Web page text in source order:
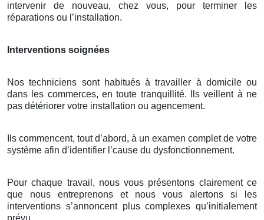
intervenir de nouveau, chez vous, pour terminer les
réparations ou l’installation.
Interventions soignées
Nos techniciens sont habitués à travailler à domicile ou
dans les commerces, en toute tranquillité. Ils veillent à ne
pas détériorer votre installation ou agencement.
Ils commencent, tout d’abord, à un examen complet de votre
système afin d’identifier l’cause du dysfonctionnement.
Pour chaque travail, nous vous présentons clairement ce
que nous entreprenons et nous vous alertons si les
interventions s’annoncent plus complexes qu’initialement